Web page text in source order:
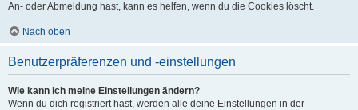
An- oder Abmeldung hast, kann es helfen, wenn du die Cookies löscht.
Nach oben
Benutzerpräferenzen und -einstellungen
Wie kann ich meine Einstellungen ändern?
Wenn du dich registriert hast, werden alle deine Einstellungen in der